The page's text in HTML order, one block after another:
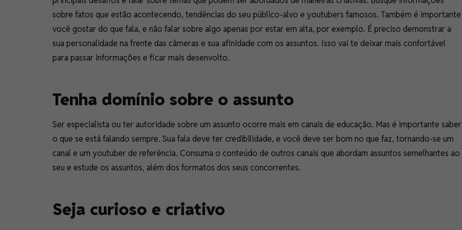
sobre fatos que estão acontecendo, tendências do seu público-alvo e youtubers famosos. Também é importante
você gostar do que fala, e não falar sobre algo apenas por estar em alta, por exemplo. É preciso demonstrar a
sua personalidade na frente das câmeras e sua afinidade com os assuntos. Isso vai te deixar mais confortável
para passar informações e ficar mais desenvolto.
Tenha domínio sobre o assunto
Ser especialista ou ter autoridade sobre um assunto ocorre mais em canais de educação. Mas é importante saber
o que se está falando sempre. Sua fala deve ter credibilidade, e você deve ser bom no que faz, tornando-se um
canal e um youtuber de referência. Consuma o conteúdo de outros canais que abordam assuntos semelhantes ao
seu e estude os assuntos, além dos formatos dos seus concorrentes.
Seja curioso e criativo